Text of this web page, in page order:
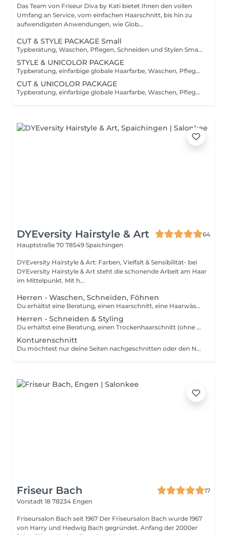
Das Team von Friseur Diva by Kati bietet Ihnen den vollen
Umfang an Service, vom einfachen Haarschnitt, bis hin zu
aufwendigsten Anwendungen, wie Glob...
CUT & STYLE PACKAGE Small
Typberatung, Waschen, Pflegen, Schneiden und Stylen Small = zeitlicher Aufwand 30 Minuten
STYLE & UNICOLOR PACKAGE
Typberatung, einfarbige globale Haarfarbe, Waschen, Pflegen und Stylen *nur buchbar, bei einer von uns erstellen Haarfarbe
CUT & UNICOLOR PACKAGE
Typberatung, einfarbige globale Haarfarbe, Waschen, Pflegen, Schneiden und Stylen
DYEversity Hairstyle & Art
64
Hauptstraße 70 78549 Spaichingen
DYEversity Hairstyle & Art: Farben, Vielfalt & Sensibilität- bei
DYEversity Hairstyle & Art steht die schonende Arbeit am Haar
im Mittelpunkt. Mit h...
Herren - Waschen, Schneiden, Föhnen
Du erhältst eine Beratung, einen Haarschnitt, eine Haarwäsche inklusive passender Produkte und Styling. Hinweis: Die angezeigten Preise gelten nur als Richtwerte und können sich je nach Art, Dauer und Komplexität der Dienstleistung, welche Ihnen vor Ort angeboten wird, ändern.
Herren - Schneiden & Styling
Du erhältst eine Beratung, einen Trockenhaarschnitt (ohne waschen, die Schnitthaare werden aus geföhnt) und ein Styling. Hinweis: Die angezeigten Preise gelten nur als Richtwerte und können sich je nach Art, Dauer und Komplexität der Dienstleistung, welche Ihnen vor Ort angeboten wird, ändern.
Konturenschnitt
Du möchtest nur deine Seiten nachgeschnitten oder den Nacken frisch ausrasiert. Du erhältst einen trockenen Konturenhaarschnitt (ohne waschen, die Schnitthaare werden aus geföhnt). Hinweis: Die angezeigten Preise gelten nur als Richtwerte und können sich je nach Art, Dauer und Komplexität der Dienstleistung, welche Ihnen vor Ort angeboten wird, ändern.
Friseur Bach
17
Vorstadt 18 78234 Engen
Friseursalon Bach seit 1967 Der Friseursalon Bach wurde 1967
von Harry und Hedwig Bach gegründet. Anfang der 2000er